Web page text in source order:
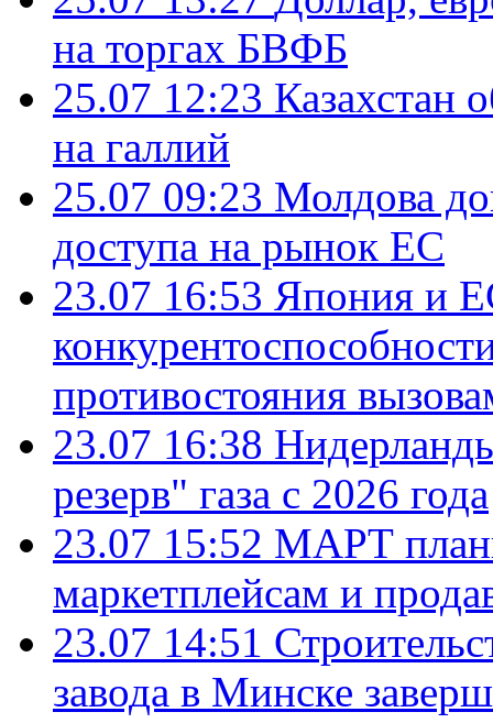
на торгах БВФБ
25.07 12:23 Казахстан
на галлий
25.07 09:23 Молдова
доступа на рынок ЕС
23.07 16:53 Япония и
противостояния
23.07 16:38
резерв" газа с 2026 года
23.07 15:52 МАРТ
маркетплейсам и
23.07 14:51
завода в Минске